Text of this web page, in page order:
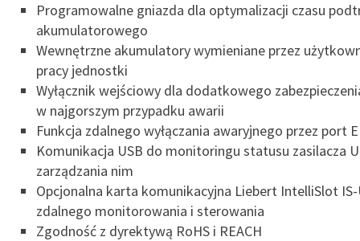
Programowalne gniazda dla optymalizacji czasu
akumulatorowego
Wewnętrzne akumulatory wymieniane przez
pracy jednostki
Wyłącznik wejściowy dla dodatkowego
w najgorszym przypadku awarii
Funkcja zdalnego wyłączania awaryjnego przez port
Komunikacja USB do monitoringu statusu zasilacza
zarządzania nim
Opcjonalna karta komunikacyjna Liebert IntelliSlot
zdalnego monitorowania i sterowania
Zgodność z dyrektywą RoHS i REACH